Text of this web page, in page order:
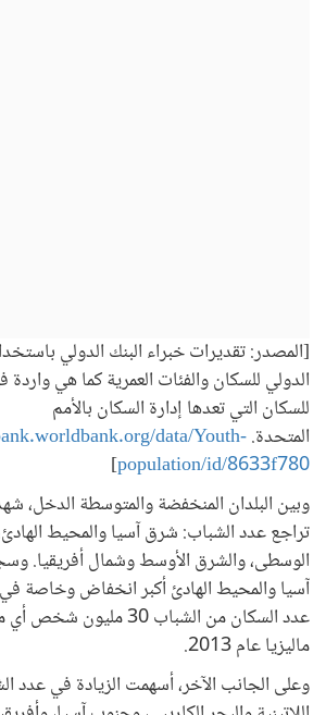
[المصدر: تقديرات خبراء البنك الدولي
الدولي للسكان والفئات العمرية كما هي واردة
للسكان التي تعدها إدارة السكان بالأمم
المتحدة.data/Youth-
population/id/8633f780
]
وبين البلدان المنخفضة والمتوسطة الدخل،
تراجع عدد الشباب: شرق آسيا والمحيط
الوسطى، والشرق الأوسط وشمال أفريقيا.
آسيا والمحيط الهادئ أكبر انخفاض وخاصة
عدد السكان من الشباب 30
ماليزيا عام 2013.
وعلى الجانب الآخر، أسهمت الزيادة في عدد